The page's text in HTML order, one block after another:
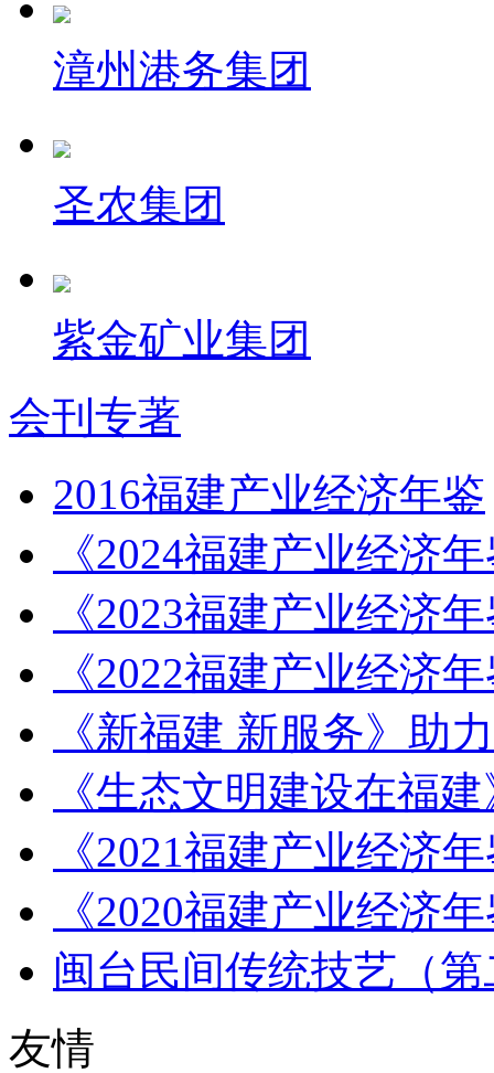
漳州港务集团
圣农集团
紫金矿业集团
会刊专著
2016福建产业经济年鉴
《2024福建产业经济
《2023福建产业经济
《2022福建产业经济
《新福建 新服务》助
《生态文明建设在福
《2021福建产业经济
《2020福建产业经济
闽台民间传统技艺（
友情